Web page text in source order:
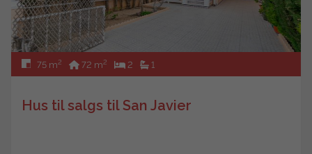
75 m2 72 m2 2 1
Hus til salgs til San Javier